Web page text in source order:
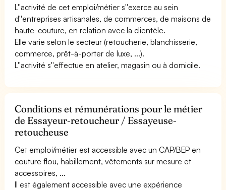
L''activité de cet emploi/métier s''exerce au sein
d''entreprises artisanales, de commerces, de maisons de
haute-couture, en relation avec la clientèle.
Elle varie selon le secteur (retoucherie, blanchisserie,
commerce, prêt-à-porter de luxe, ...).
L''activité s''effectue en atelier, magasin ou à domicile.
Conditions et rémunérations pour le métier
de Essayeur-retoucheur / Essayeuse-
retoucheuse
Cet emploi/métier est accessible avec un CAP/BEP en
couture flou, habillement, vêtements sur mesure et
accessoires, ...
Il est également accessible avec une expérience